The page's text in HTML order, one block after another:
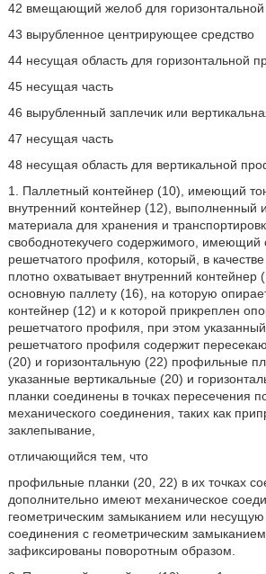
42 вмещающий желоб для
43 вырубленное центрирующее средство
44 несущая область для горизонтальной
45 несущая часть
46 вырубленный заплечик или
47 несущая часть
48 несущая область для вертикальной
1. Паллетный контейнер (10), имеющий
внутренний контейнер (12), выполненный
материала для хранения и
свободнотекучего содержимого, имеющий
решетчатого профиля, который, в качестве
плотно охватывает внутренний
основную паллету (16), на которую
контейнер (12) и к которой прикреплен
решетчатого профиля, при этом
решетчатого профиля содержит
(20) и горизонтальную (22) профильные
указанные вертикальные (20) и
планки соединены в точках пересечения
механического соединения, таких как
заклепывание,
отличающийся тем, что
профильные планки (20, 22) в их точках
дополнительно имеют механическое
геометрическим замыканием или несущую
соединения с геометрическим замыканием
зафиксированы поворотным образом.